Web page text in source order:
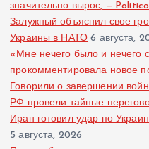
значительно вырос, — Politico
Залужный объяснил свое
Украины в НАТО 6 августа,
«Мне нечего было и нечего
прокомментировала новое
Говорили о завершении
РФ провели тайные
Иран готовил удар по
5 августа, 2026